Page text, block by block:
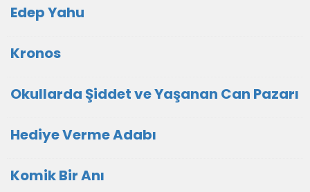
Edep Yahu
Kronos
Okullarda Şiddet ve Yaşanan Can Pazarı
Hediye Verme Adabı
Komik Bir Anı